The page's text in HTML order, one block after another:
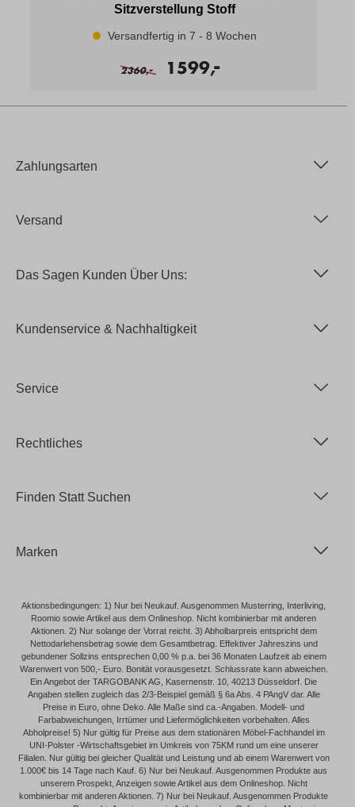
Sitzverstellung Stoff
Versandfertig in 7 - 8 Wochen
2360,
- 1599,
-
Zahlungsarten
Versand
Das Sagen Kunden Über Uns:
Kundenservice & Nachhaltigkeit
Service
Rechtliches
Finden Statt Suchen
Marken
Aktionsbedingungen: 1) Nur bei Neukauf. Ausgenommen Musterring, Interliving,
Roomio sowie Artikel aus dem Onlineshop. Nicht kombinierbar mit anderen
Aktionen. 2) Nur solange der Vorrat reicht. 3) Abholbarpreis entspricht dem
Nettodarlehensbetrag sowie dem Gesamtbetrag. Effektiver Jahreszins und
gebundener Sollzins entsprechen 0,00 % p.a. bei 36 Monaten Laufzeit ab einem
Warenwert von 500,- Euro. Bonität vorausgesetzt. Schlussrate kann abweichen.
Ein Angebot der TARGOBANK AG, Kasernenstr. 10, 40213 Düsseldorf. Die
Angaben stellen zugleich das 2/3-Beispiel gemäß § 6a Abs. 4 PAngV dar. Alle
Preise in Euro, ohne Deko. Alle Maße sind ca.-Angaben. Modell- und
Farbabweichungen, Irrtümer und Liefermöglichkeiten vorbehalten. Alles
Abholpreise! 5) Nur gültig für Preise aus dem stationären Möbel-Fachhandel im
UNI-Polster -Wirtschaftsgebiet im Umkreis von 75KM rund um eine unserer
Filialen. Nur gültig bei gleicher Qualität und Leistung und ab einem Warenwert von
1.000€ bis 14 Tage nach Kauf. 6) Nur bei Neukauf. Ausgenommen Produkte aus
unserem Prospekt, Anzeigen sowie Artikel aus dem Onlineshop. Nicht
kombinierbar mit anderen Aktionen. 7) Nur bei Neukauf. Ausgenommen Produkte